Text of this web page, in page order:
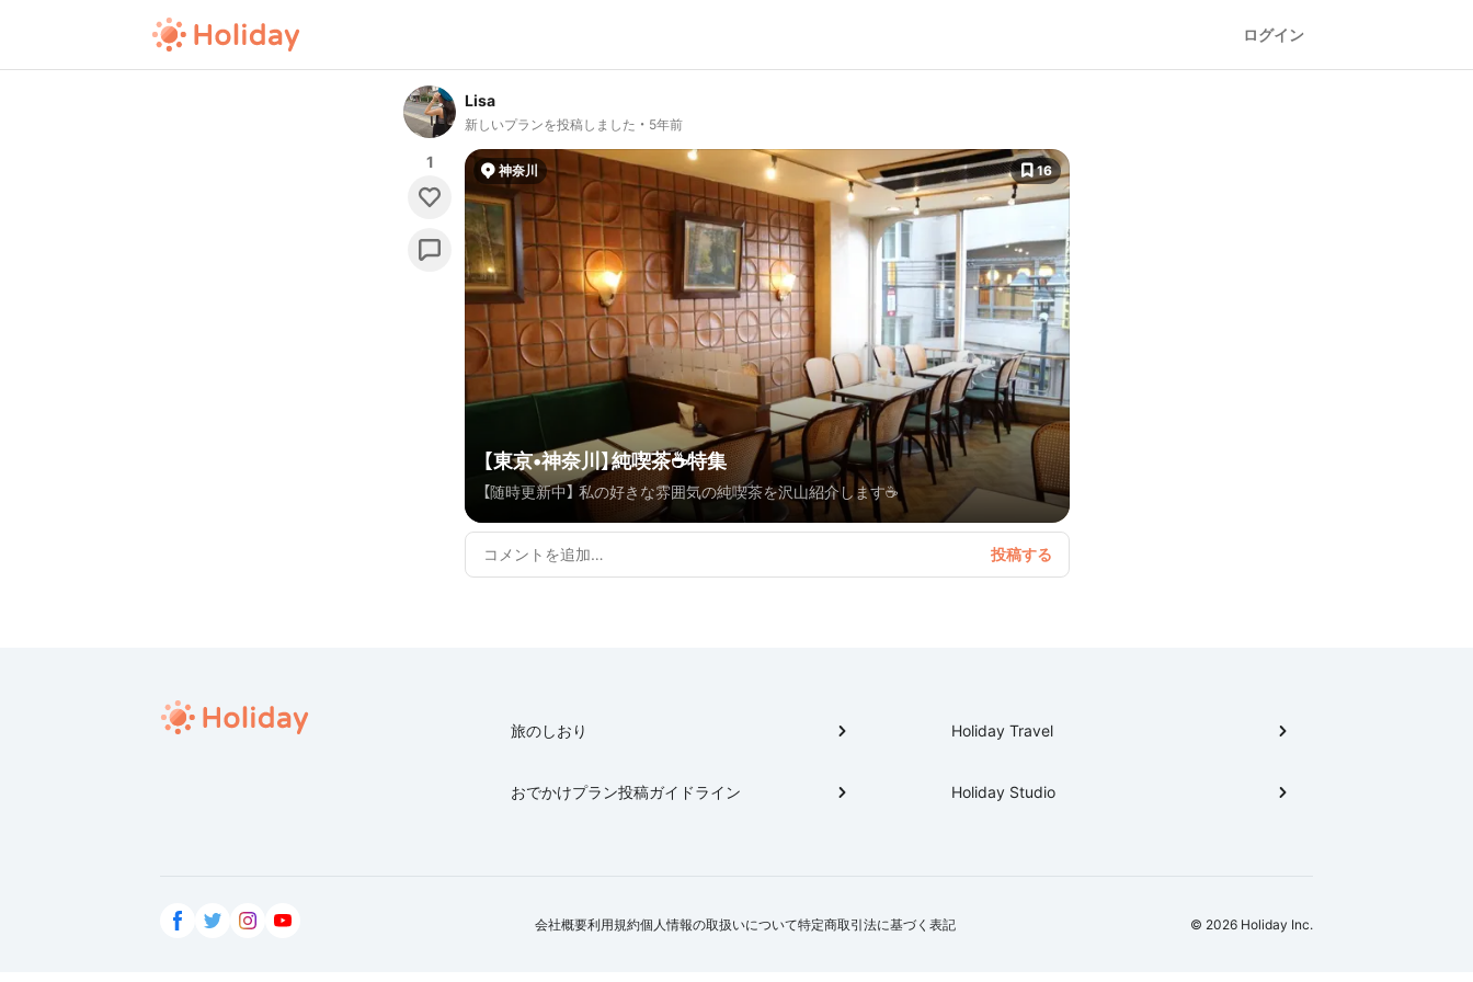
ログイン
Lisa
新しいプランを投稿しました 5年前
1 神奈川 16
【東京•神奈川】純喫茶☕️特集
【随時更新中】 私の好きな雰囲気の純喫茶を沢山紹介します☕️
旅のしおり
おでかけプラン投稿ガイドライン
Holiday Travel
Holiday Studio
会社概要利用規約個人情報の取扱いについて特定商取引法に基づく表記 © 2026 Holiday Inc.